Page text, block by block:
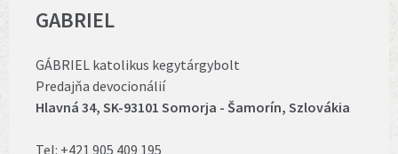
GABRIEL
GÁBRIEL katolikus kegytárgybolt
Predajňa devocionálií
Hlavná 34, SK-93101 Somorja - Šamorín, Szlovákia
Tel: +421 905 409 195